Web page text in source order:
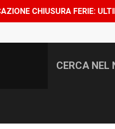
FERIE: ULTIMO GIORNO